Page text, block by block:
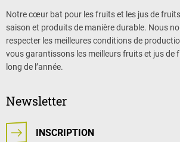
Notre cœur bat pour les fruits et les jus de
saison et produits de manière durable. Nous
respecter les meilleures conditions de
vous garantissons les meilleurs fruits et jus de
long de l’année.
Newsletter
INSCRIPTION